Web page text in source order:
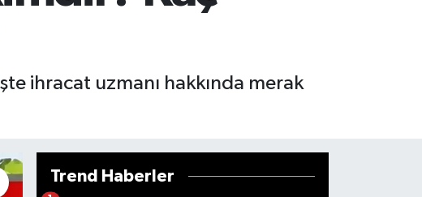
ihracat uzmanı hakkında merak
Trend Haberler